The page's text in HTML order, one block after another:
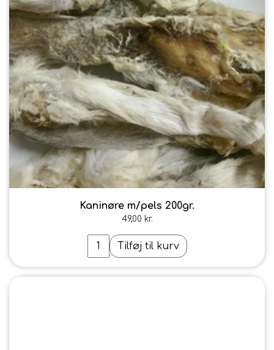
Kaninøre m/pels 200gr.
49,00 kr.
Tilføj til kurv